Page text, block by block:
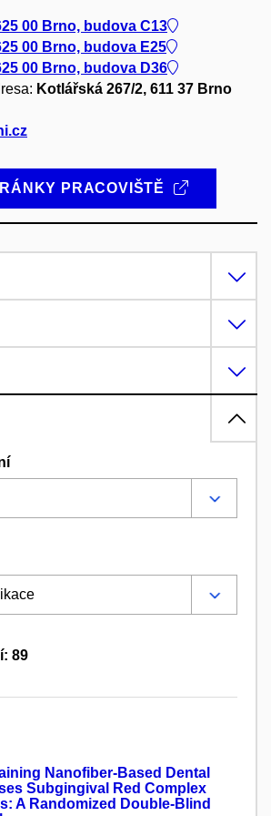
00 Brno, budova C13
00 Brno, budova E25
00 Brno, budova D36
Kotlářská 267/2, 611 37 Brno
PRACOVIŠTĚ
89
Nanofiber-Based Dental
Subgingival Red Complex
A Randomized Double-Blind